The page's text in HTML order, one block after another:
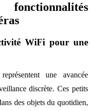
WiFi pour une
une avancée
discrète. Ces petits
des objets du quotidien,